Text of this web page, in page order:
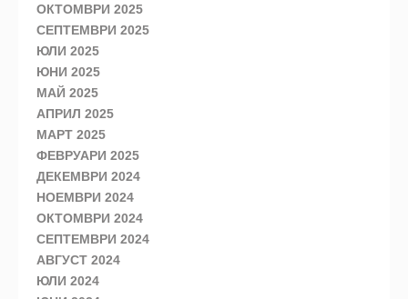
ОКТОМВРИ 2025
СЕПТЕМВРИ 2025
ЮЛИ 2025
ЮНИ 2025
МАЙ 2025
АПРИЛ 2025
МАРТ 2025
ФЕВРУАРИ 2025
ДЕКЕМВРИ 2024
НОЕМВРИ 2024
ОКТОМВРИ 2024
СЕПТЕМВРИ 2024
АВГУСТ 2024
ЮЛИ 2024